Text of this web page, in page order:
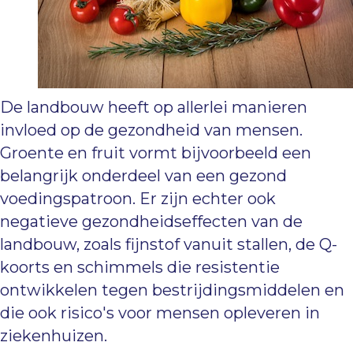
De landbouw heeft op allerlei manieren
invloed op de gezondheid van mensen.
Groente en fruit vormt bijvoorbeeld een
belangrijk onderdeel van een gezond
voedingspatroon. Er zijn echter ook
negatieve gezondheidseffecten van de
landbouw, zoals fijnstof vanuit stallen, de Q-
koorts en schimmels die resistentie
ontwikkelen tegen bestrijdingsmiddelen en
die ook risico's voor mensen opleveren in
ziekenhuizen.